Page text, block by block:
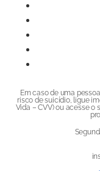
Em caso de uma
risco de suicídio, ligue
Vida – CVV) ou acesse o